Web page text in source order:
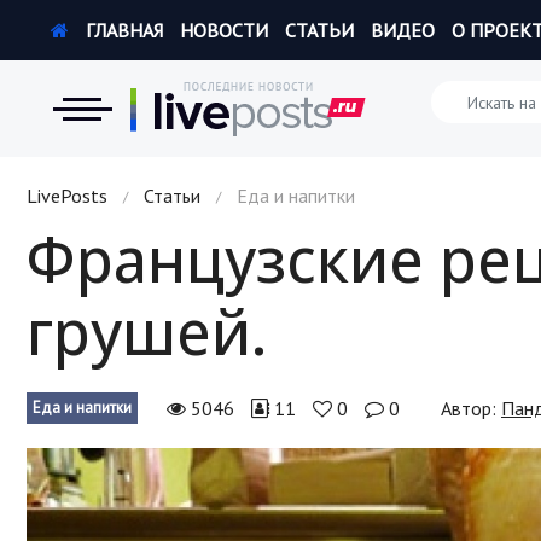
Новости
Экономика
Происшествия
Hi-Tech. Интернет
Россия
Наука и техника
Политика
ГЛАВНАЯ НОВОСТИ СТАТЬИ ВИДЕО О
LivePosts / Статьи / Еда и напитки
Французские
грушей.
Еда и напитки 5046 11 0 0 Автор: